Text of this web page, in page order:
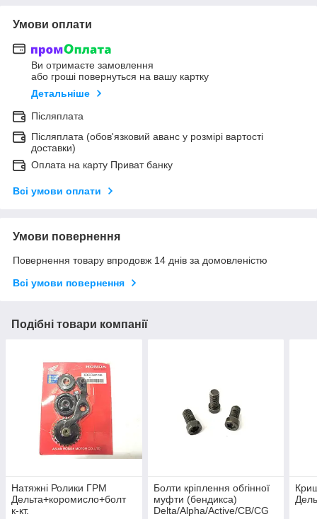
Умови оплати
Ви отримаєте замовлення
або гроші повернуться на вашу картку
Детальніше
Післяплата
Післяплата (обов'язковий аванс у розмірі вартості
доставки)
Оплата на карту Приват банку
Всі умови оплати
Умови повернення
Повернення товару впродовж 14 днів за домовленістю
Всі умови повернення
Подібні товари компанії
Натяжні Ролики ГРМ
Дельта+коромисло+болт
к-кт.
Болти кріплення обгінної
муфти (бендикса)
Delta/Alpha/Active/CB/CG